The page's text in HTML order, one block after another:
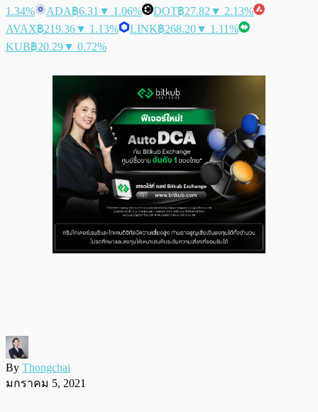
1.34%
ADA฿6.31 ▼ 1.06% DOT฿27.82 ▼ 2.13%
AVAX฿219.36▼ 1.13% LINK฿268.20▼ 1.11%
KUB฿20.29▼ 0.72%
By Thongchai
มกราคม 5, 2021